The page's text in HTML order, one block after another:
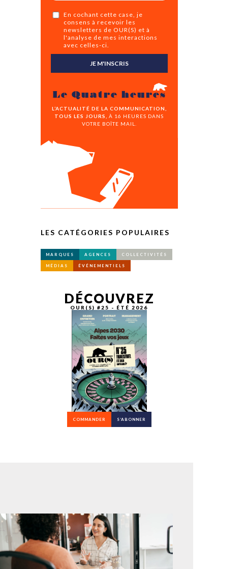
En cochant cette case, je
consens à recevoir les
newsletters de OUR(S) et à
l'analyse de mes interactions
avec celles-ci.
JE M'INSCRIS
Le Quatre heures
L’ACTUALITÉ DE LA COMMUNICATION,
TOUS LES JOURS,
À 16 HEURES DANS
VOTRE BOÎTE MAIL.
LES CATÉGORIES POPULAIRES
MARQUES AGENCES COLLECTIVITÉS
MÉDIAS ÉVÉNEMENTIELS
DÉCOUVREZ
OUR(S) #25 - ÉTÉ 2026
COMMANDER S’ABONNER